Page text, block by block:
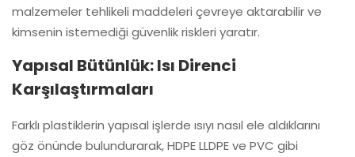
malzemeler tehlikeli maddeleri çevreye aktarabilir ve
kimsenin istemediği güvenlik riskleri yaratır.
Yapısal Bütünlük: Isı Direnci
Karşılaştırmaları
Farklı plastiklerin yapısal işlerde ısıyı nasıl ele aldıklarını
göz önünde bulundurarak, HDPE LLDPE ve PVC gibi